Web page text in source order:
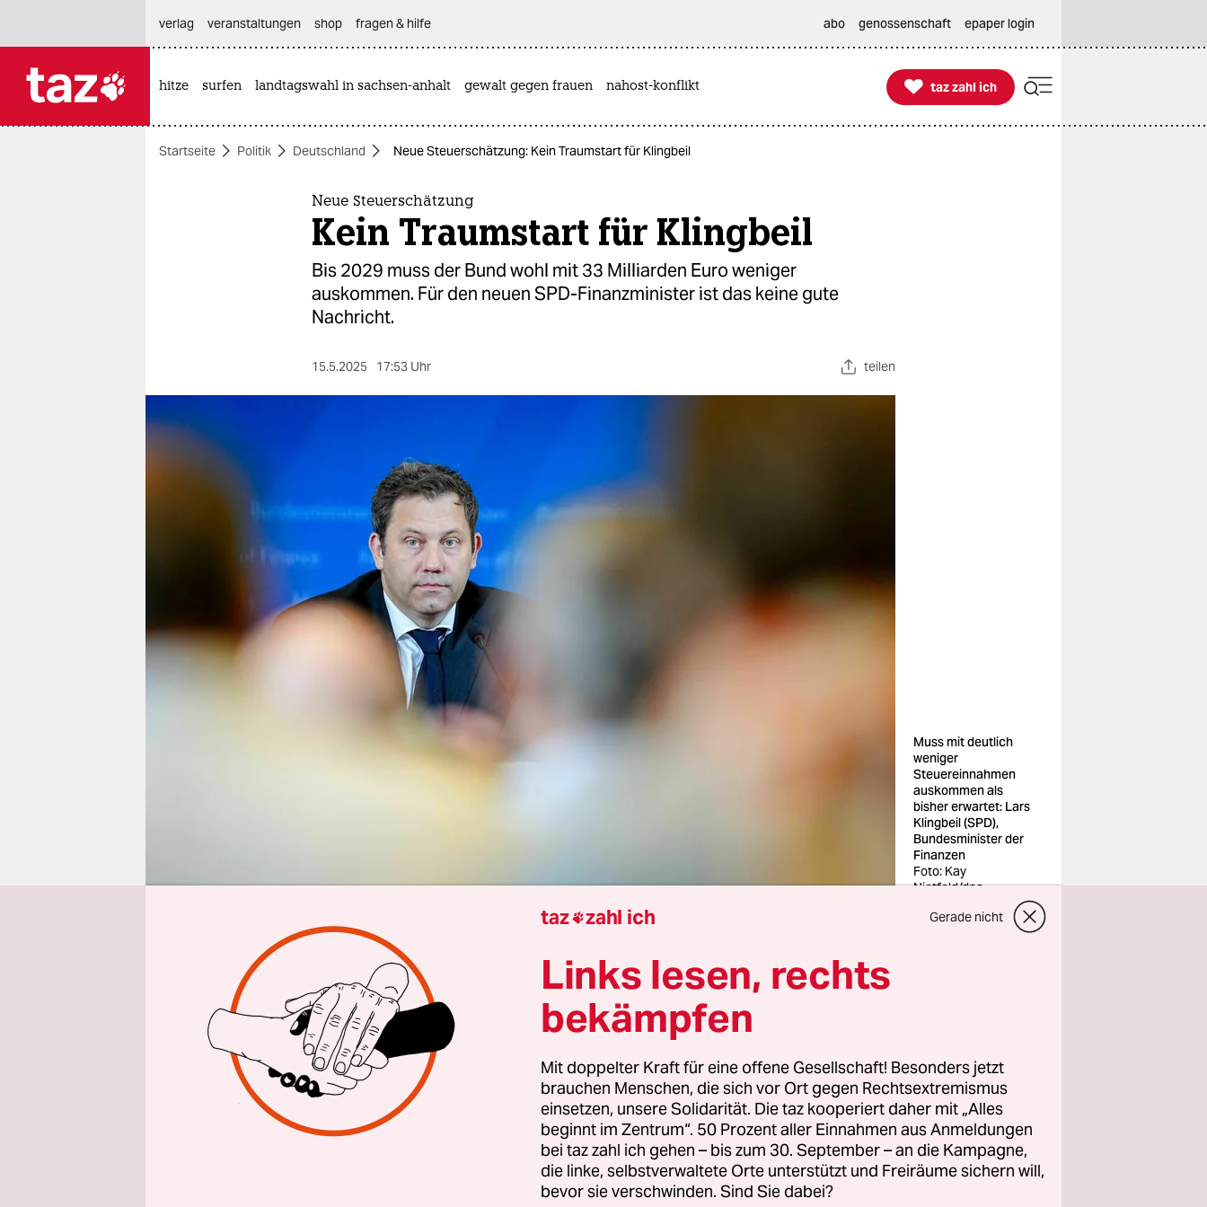
themen
nord
wahrheit
shop
fragen & hilfe
verlag
veranstaltungen shop fragen & hilfe abo genossenschaft epaper login
hitze surfen landtagswahl in sachsen-anhalt gewalt gegen frauen nahost-konflikt 
taz zahl ich
taz zahl ich
Startseite Politik Deutschland Neue Steuerschätzung: Kein Traumstart für Klingbeil
Neue Steuerschätzung
Kein Traumstart für Klingbeil
Bis 2029 muss der Bund wohl mit 33 Milliarden Euro weniger
auskommen. Für den neuen SPD-Finanzminister ist das keine gute
Nachricht.
15.5.2025 17:53 Uhr teilen
Muss mit deutlich
weniger
Steuereinnahmen
auskommen als
bisher erwartet: Lars
Klingbeil (SPD),
Bundesminister der
Finanzen
Foto: Kay
Nietfeld/dpa
Aus Berlin
Solche Zahlen erfreuen Bundesfinanzminister Lars Klingbeil (SPD)
nicht. In diesem und den nächsten Jahren wird der Bund wohl deutlich
weniger Steuereinnahmen erzielen als bisher erwartet. Zwischen 2025
und 2029 dürften gut 33 Milliarden Euro fehlen. Das ist das Ergebnis
der ersten Steuerschätzung, die Klingbeil als Minister am Donnerstag
taz zahl ich Gerade nicht
Links lesen, rechts
bekämpfen
Mit doppelter Kraft für eine offene Gesellschaft! Besonders jetzt
brauchen Menschen, die sich vor Ort gegen Rechtsextremismus
einsetzen, unsere Solidarität. Die taz kooperiert daher mit „Alles
beginnt im Zentrum“. 50 Prozent aller Einnahmen aus Anmeldungen
bei taz zahl ich gehen – bis zum 30. September – an die Kampagne,
die linke, selbstverwaltete Orte unterstützt und Freiräume sichern will,
bevor sie verschwinden. Sind Sie dabei?